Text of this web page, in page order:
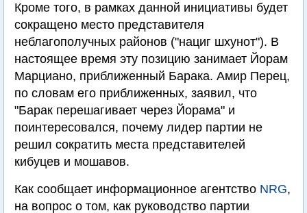
Кроме того, в рамках данной инициативы будет
сокращено место представителя
неблагополучных районов ("нациг шхунот"). В
настоящее время эту позицию занимает Йорам
Марциано, приближенный Барака. Амир Перец,
по словам его приближенных, заявил, что
"Барак перешагивает через Йорама" и
поинтересовался, почему лидер партии не
решил сократить места представителей
кибуцев и мошавов.
Как сообщает информационное агентство NRG,
на вопрос о том, как руководство партии